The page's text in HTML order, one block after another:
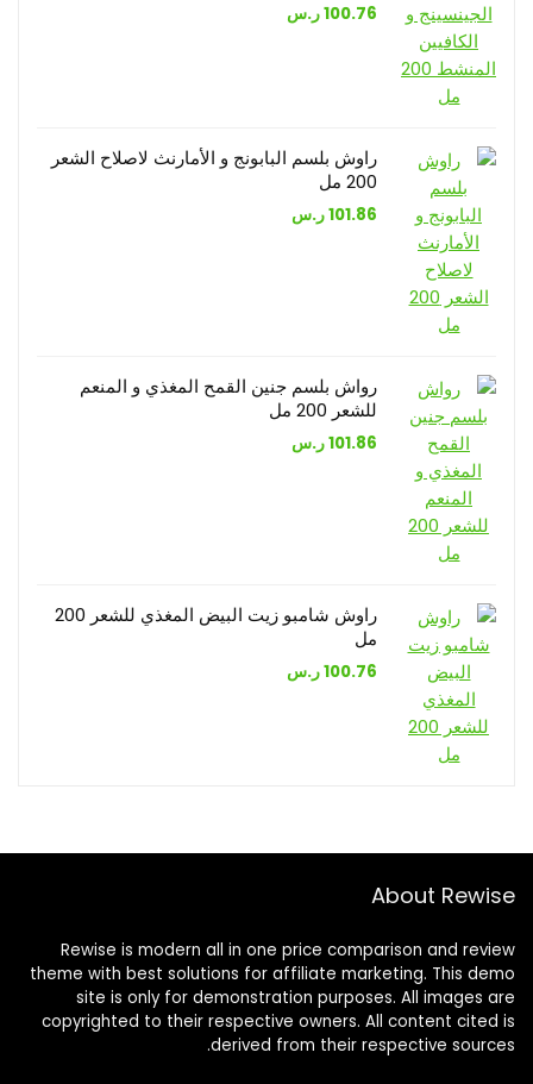
100.76ر.س
راوش بلسم البابونج و الأمارنث لاصلاح الشعر
200 مل
101.86ر.س
رواش بلسم جنين القمح المغذي و المنعم
للشعر 200 مل
101.86ر.س
راوش شامبو زيت البيض المغذي للشعر 200
مل
100.76ر.س
About Rewise
Rewise is modern all in one price comparison and review
theme with best solutions for affiliate marketing. This demo
site is only for demonstration purposes. All images are
copyrighted to their respective owners. All content cited is
derived from their respective sources.